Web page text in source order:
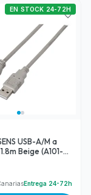
USB-A/M a
Beige (A101-
EN STOCK 24-72H
Entrega 24-72h